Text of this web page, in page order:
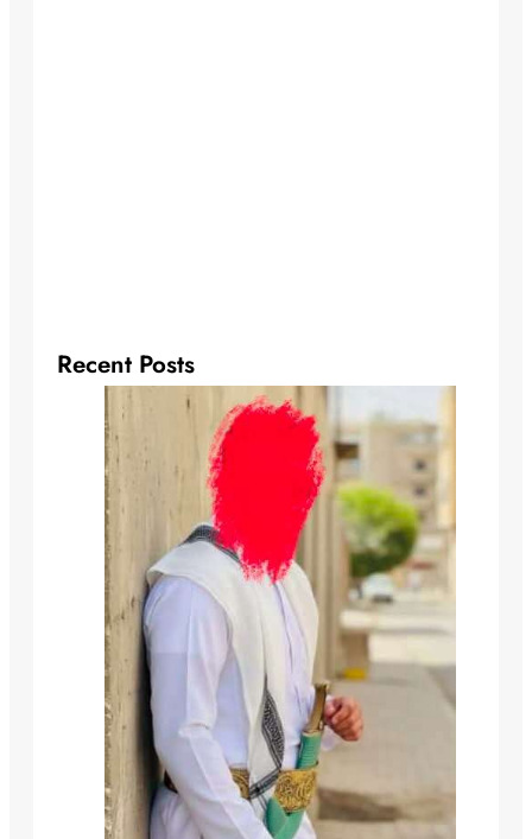
Recent Posts